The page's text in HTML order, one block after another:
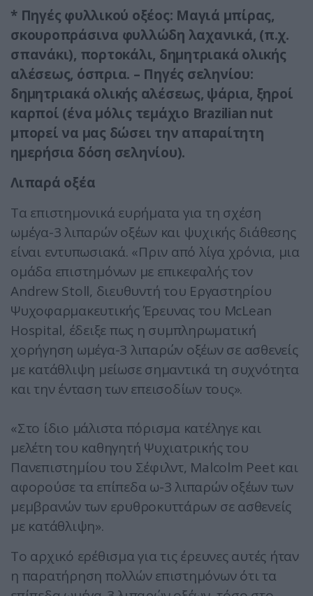
* Πηγές φυλλικού οξέος: Μαγιά μπίρας,
σκουροπράσινα φυλλώδη λαχανικά, (π.χ.
σπανάκι), πορτοκάλι, δημητριακά ολικής
αλέσεως, όσπρια. – Πηγές σεληνίου:
δημητριακά ολικής αλέσεως, ψάρια, ξηροί
καρποί (ένα μόλις τεμάχιο Βrazilian nut
μπορεί να μας δώσει την απαραίτητη
ημερήσια δόση σεληνίου).
Λιπαρά οξέα
Τα επιστημονικά ευρήματα για τη σχέση
ωμέγα-3 λιπαρών οξέων και ψυχικής διάθεσης
είναι εντυπωσιακά. «Πριν από λίγα χρόνια, μια
ομάδα επιστημόνων με επικεφαλής τον
Αndrew Stoll, διευθυντή του Εργαστηρίου
Ψυχοφαρμακευτικής Έρευνας του ΜcLean
Ηospital, έδειξε πως η συμπληρωματική
χορήγηση ωμέγα-3 λιπαρών οξέων σε ασθενείς
με κατάθλιψη μείωσε σημαντικά τη συχνότητα
και την ένταση των επεισοδίων τους».
«Στο ίδιο μάλιστα πόρισμα κατέληγε και
μελέτη του καθηγητή Ψυχιατρικής του
Πανεπιστημίου του Σέφιλντ, Μalcolm Ρeet και
αφορούσε τα επίπεδα ω-3 λιπαρών οξέων των
μεμβρανών των ερυθροκυττάρων σε ασθενείς
με κατάθλιψη».
Το αρχικό ερέθισμα για τις έρευνες αυτές ήταν
η παρατήρηση πολλών επιστημόνων ότι τα